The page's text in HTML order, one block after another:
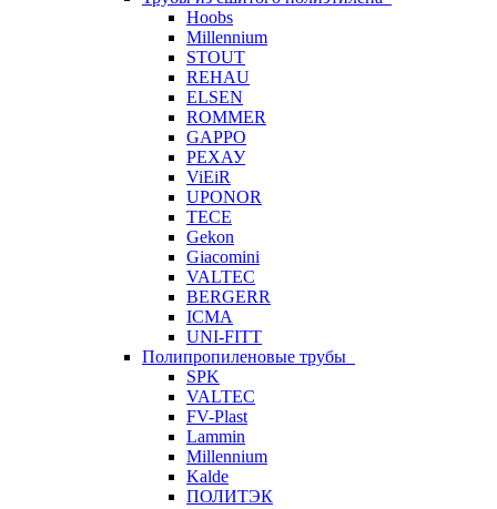
Hoobs
Millennium
STOUT
REHAU
ELSEN
ROMMER
GAPPO
РЕХАУ
ViEiR
UPONOR
TECE
Gekon
Giacomini
VALTEC
BERGERR
ICMA
UNI-FITT
Полипропиленовые трубы
SPK
VALTEC
FV-Plast
Lammin
Millennium
Kalde
ПОЛИТЭК